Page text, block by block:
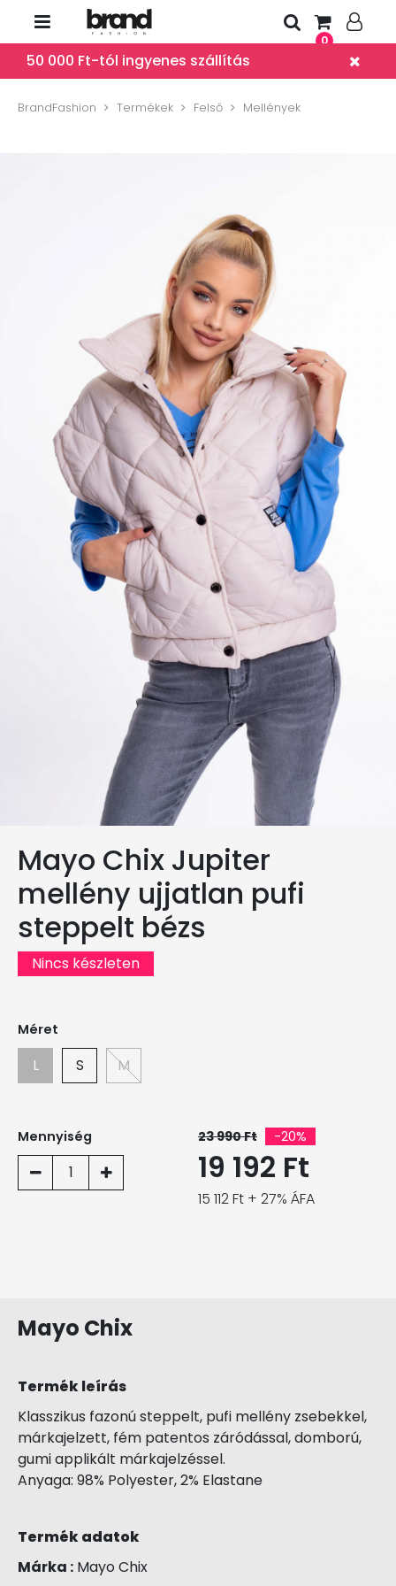
0
50 000 Ft-tól ingyenes szállítás
BrandFashion Termékek Felső Mellények
Mayo Chix Jupiter
mellény ujjatlan pufi
steppelt bézs
Nincs készleten
Méret
L S M
Mennyiség
1
23 990 Ft -20%
19 192 Ft
15 112 Ft + 27% ÁFA
Mayo Chix
Termék leírás
Klasszikus fazonú steppelt, pufi mellény zsebekkel,
márkajelzett, fém patentos záródással, domború,
gumi applikált márkajelzéssel.
Anyaga: 98% Polyester, 2% Elastane
Termék adatok
Márka : Mayo Chix